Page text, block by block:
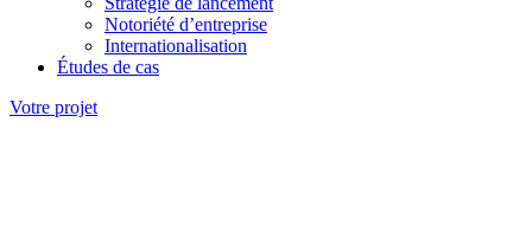
Notoriété d’entreprise
Internationalisation
Études de cas
Votre projet